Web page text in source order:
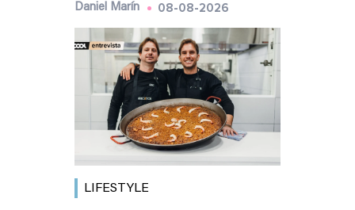
Daniel Marín 08-08-2026
LIFESTYLE